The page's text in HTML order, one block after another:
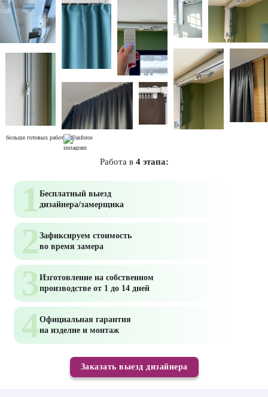
больше готовых работ @asforos
Работа в 4 этапа:
1 Бесплатный выезд
дизайнера/замерщика
2 Зафиксируем стоимость
во время замера
3Изготовление на собственном
производстве от 1 до 14 дней
4Официальная гарантия
на изделие и монтаж
Заказать выезд дизайнера